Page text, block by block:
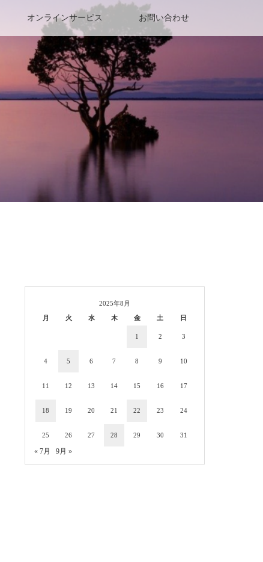
オンラインサービス お問い合わせ
2025年8月
月
火 水 木 金 土 日
1 2 3
4 5 6 7 8 9 10
11 12 13 14 15 16 17
18 19 20 21 22 23 24
25 26 27 28 29 30 31
« 7月 9月 »